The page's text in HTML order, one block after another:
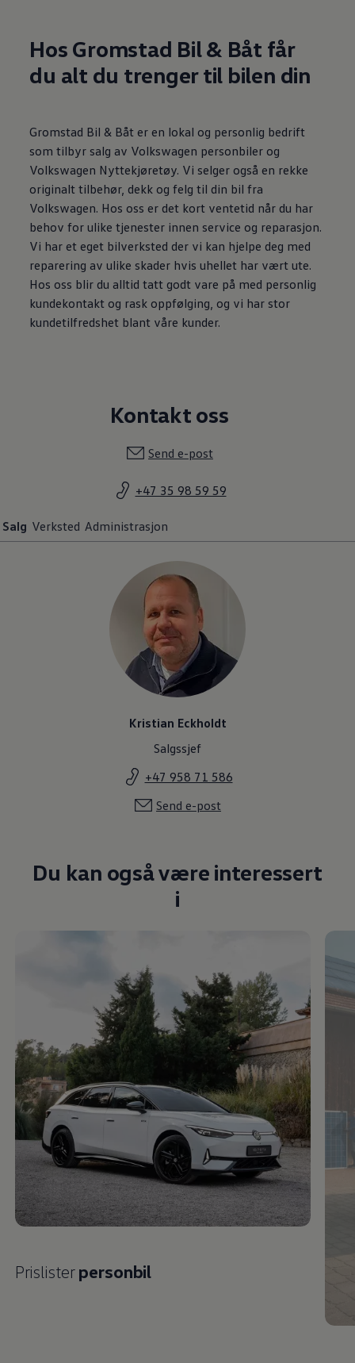
Hos Gromstad Bil & Båt får
du alt du trenger til bilen din
Gromstad Bil & Båt er en lokal og personlig bedrift
som tilbyr salg av Volkswagen personbiler og
Volkswagen Nyttekjøretøy. Vi selger også en rekke
originalt tilbehør, dekk og felg til din bil fra
Volkswagen. Hos oss er det kort ventetid når du har
behov for ulike tjenester innen service og reparasjon.
Vi har et eget bilverksted der vi kan hjelpe deg med
reparering av ulike skader hvis uhellet har vært ute.
Hos oss blir du alltid tatt godt vare på med personlig
kundekontakt og rask oppfølging, og vi har stor
kundetilfredshet blant våre kunder.
Kontakt oss
Send e-post
+47 35 98 59 59
Salg Verksted Administrasjon
Kristian Eckholdt
Salgssjef
+47 958 71 586
Send e-post
Du kan også være interessert
i
Prislisterpersonbil